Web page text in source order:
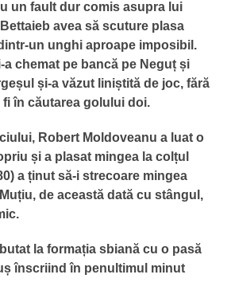
un fault dur comis asupra lui
avea să scuture plasa
un unghi aproape imposibil.
a chemat pe bancă pe Neguț și
și-a văzut liniștită de joc, fără
fi în căutarea golului doi.
Robert Moldoveanu a luat o
și a plasat mingea la colțul
a ținut să-i strecoare mingea
de această dată cu stângul,
la formația sbiană cu o pasă
înscriind în penultimul minut